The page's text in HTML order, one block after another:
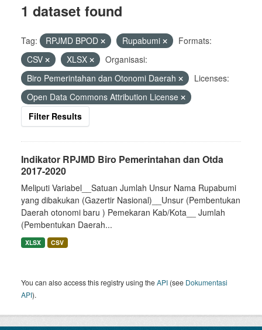
1 dataset found
Tag: RPJMD BPOD Rupabumi
Formats:
CSV
XLSX
Organisasi:
Biro Pemerintahan dan Otonomi Daerah
Licenses:
Open Data Commons Attribution License
Filter Results
Indikator RPJMD Biro Pemerintahan dan Otda
2017-2020
Meliputi Variabel__Satuan Jumlah Unsur Nama Rupabumi
yang dibakukan (Gazertir Nasional)__Unsur (Pembentukan
Daerah otonomi baru ) Pemekaran Kab/Kota__ Jumlah
(Pembentukan Daerah...
XLSX CSV
You can also access this registry using theAPI (see Dokumentasi
API).